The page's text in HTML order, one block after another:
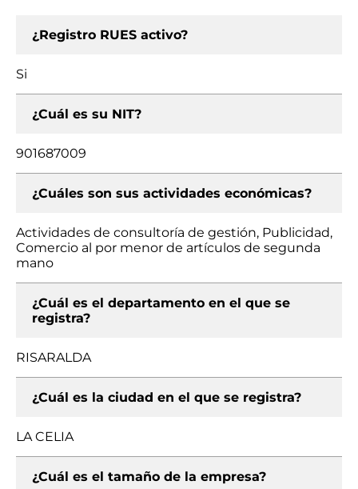
¿Registro RUES activo?
Si
¿Cuál es su NIT?
901687009
¿Cuáles son sus actividades económicas?
Actividades de consultoría de gestión, Publicidad,
Comercio al por menor de artículos de segunda
mano
¿Cuál es el departamento en el que se
registra?
RISARALDA
¿Cuál es la ciudad en el que se registra?
LA CELIA
¿Cuál es el tamaño de la empresa?